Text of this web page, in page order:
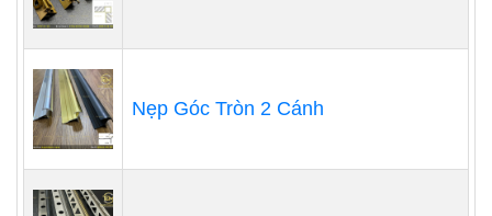
Nẹp Góc Tròn 2 Cánh